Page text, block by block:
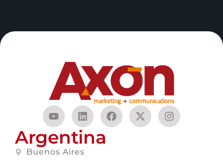
Argentina
Buenos Aires